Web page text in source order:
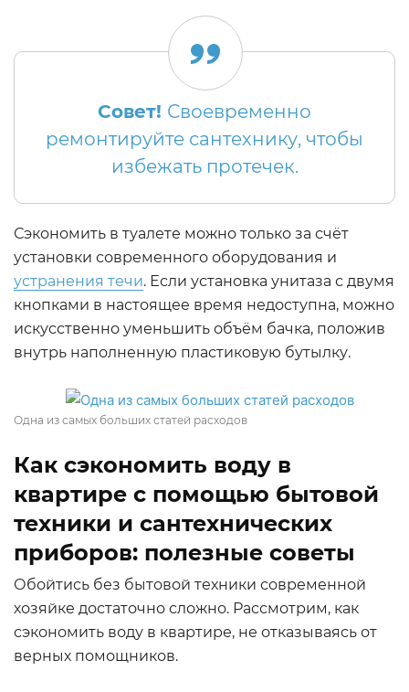
Совет! Своевременно
ремонтируйте сантехнику, чтобы
избежать протечек.
Сэкономить в туалете можно только за счёт
установки современного оборудования и
устранения течи. Если установка унитаза с двумя
кнопками в настоящее время недоступна, можно
искусственно уменьшить объём бачка, положив
внутрь наполненную пластиковую бутылку.
Одна из самых больших статей расходов
Как сэкономить воду в
квартире с помощью бытовой
техники и сантехнических
приборов: полезные советы
Обойтись без бытовой техники современной
хозяйке достаточно сложно. Рассмотрим, как
сэкономить воду в квартире, не отказываясь от
верных помощников.